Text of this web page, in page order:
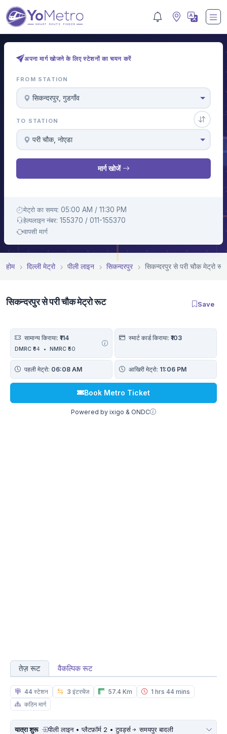
अपना मार्ग खोजने के लिए स्टेशनों का चयन करें
FROM STATION
सिकन्दरपुर, गुडगाँव
TO STATION
परी चौक, नोएडा
मार्ग खोजें
मेट्रो का समय: 05:00 AM / 11:30 PM
हेल्पलाइन नंबर: 155370 / 011-155370
वापसी मार्ग
होम दिल्ली मेट्रो पीली लाइन सिकन्दरपुर सिकन्दरपुर से परी चौक मेट्रो रूट
सिकन्दरपुर से परी चौक मेट्रो रूट Save
सामान्य किराया: ₹114
DMRC ₹64 • NMRC ₹50
स्मार्ट कार्ड किराया: ₹103
पहली मेट्रो: 06:08 AM आखिरी मेट्रो: 11:06 PM
Book Metro Ticket
Powered by ixigo & ONDC
तेज़ रूट वैकल्पिक रूट
44 स्टेशन 3 इंटरचेंज 57.4 Km
1 hrs 44 mins
कठिन मार्ग
यात्रा शुरू पीली लाइन • प्लैटफ़ॉर्म 2 • टुवर्ड्स समयपुर बादली